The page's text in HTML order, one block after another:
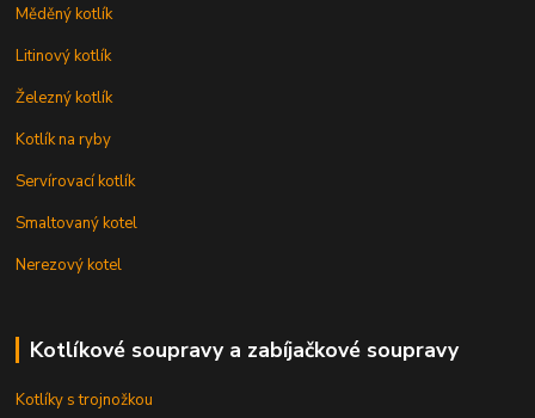
Měděný kotlík
Litinový kotlík
Železný kotlík
Kotlík na ryby
Servírovací kotlík
Smaltovaný kotel
Nerezový kotel
Kotlíkové soupravy a zabíjačkové soupravy
Kotlíky s trojnožkou